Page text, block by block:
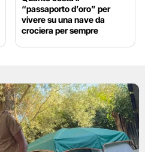
“passaporto d’oro” per
vivere su una nave da
crociera per sempre